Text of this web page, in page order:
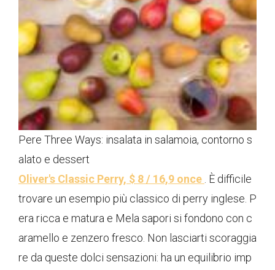
Pere Three Ways: insalata in salamoia, contorno s
alato e dessert
Oliver's Classic Perry, $ 8 / 16,9 once . È difficile
trovare un esempio più classico di perry inglese. P
era ricca e matura e Mela sapori si fondono con c
aramello e zenzero fresco. Non lasciarti scoraggia
re da queste dolci sensazioni: ha un equilibrio imp